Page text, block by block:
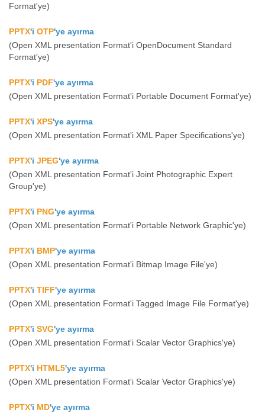
Format'ye)
PPTX'i OTP'ye ayırma
(Open XML presentation Format'i OpenDocument Standard
Format'ye)
PPTX'i PDF'ye ayırma
(Open XML presentation Format'i Portable Document Format'ye)
PPTX'i XPS'ye ayırma
(Open XML presentation Format'i XML Paper Specifications'ye)
PPTX'i JPEG'ye ayırma
(Open XML presentation Format'i Joint Photographic Expert
Group'ye)
PPTX'i PNG'ye ayırma
(Open XML presentation Format'i Portable Network Graphic'ye)
PPTX'i BMP'ye ayırma
(Open XML presentation Format'i Bitmap Image File'ye)
PPTX'i TIFF'ye ayırma
(Open XML presentation Format'i Tagged Image File Format'ye)
PPTX'i SVG'ye ayırma
(Open XML presentation Format'i Scalar Vector Graphics'ye)
PPTX'i HTML5'ye ayırma
(Open XML presentation Format'i Scalar Vector Graphics'ye)
PPTX'i MD'ye ayırma